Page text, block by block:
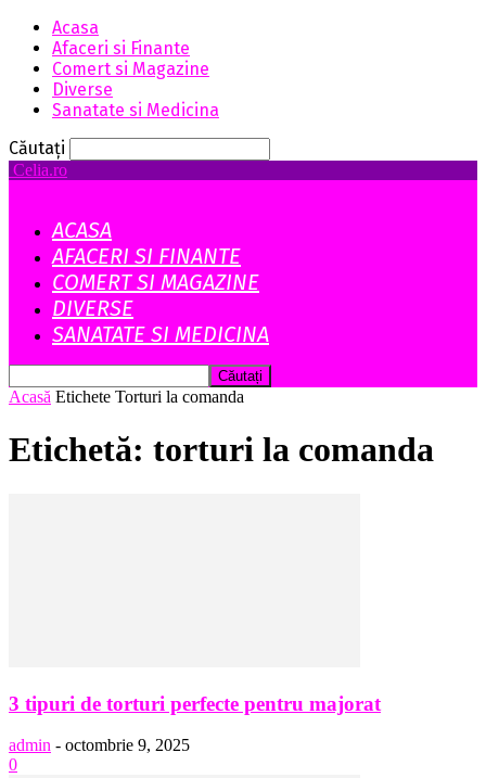
Acasa
Afaceri si Finante
Comert si Magazine
Diverse
Sanatate si Medicina
Căutați
Celia.ro
ACASA
AFACERI SI FINANTE
COMERT SI MAGAZINE
DIVERSE
SANATATE SI MEDICINA
Acasă Etichete Torturi la comanda
Etichetă: torturi la comanda
3 tipuri de torturi perfecte pentru majorat
admin - octombrie 9, 2025
0